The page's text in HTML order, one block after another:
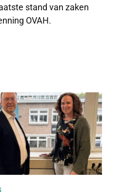
stand van zaken
OVAH.